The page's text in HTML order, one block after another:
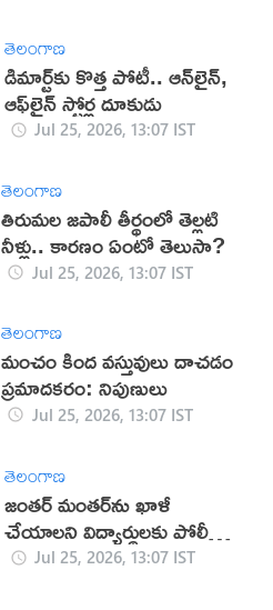
తెలంగాణ
డిమార్ట్‌కు కొత్త పోటీ.. ఆన్‌లైన్,
ఆఫ్‌లైన్ స్టోర్ల దూకుడు
Jul 25, 2026, 13:07 IST
తెలంగాణ
తిరుమల జపాలీ తీర్థంలో తెల్లటి
నీళ్లు.. కారణం ఏంటో తెలుసా?
Jul 25, 2026, 13:07 IST
తెలంగాణ
మంచం కింద వస్తువులు దాచడం
ప్రమాదకరం: నిపుణులు
Jul 25, 2026, 13:07 IST
తెలంగాణ
జంతర్ మంతర్‌ను ఖాళీ
చేయాలని విద్యార్థులకు పోలీసుల
సూచనJul 25, 2026, 13:07 IST